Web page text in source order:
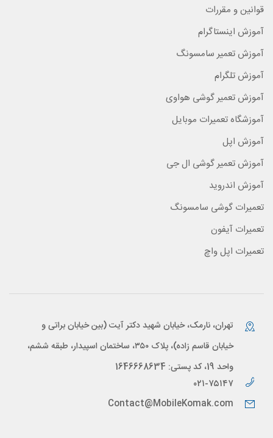
قوانین و مقررات
آموزش اینستاگرام
آموزش تعمیر سامسونگ
آموزش تلگرام
آموزش تعمیر گوشی هواوی
آموزشگاه تعمیرات موبایل
آموزش اپل
آموزش تعمیر گوشی ال جی
آموزش اندروید
تعمیرات گوشی سامسونگ
تعمیرات آیفون
تعمیرات اپل واچ
تهران، نارمک، خیابان شهید دکتر آیت (بین خیابان براتی و
خیابان قاسم زاده)، پلاک ۳۵۰، ساختمان اسپیدار، طبقه ششم،
واحد 19، کد پستی: 1646668634
۰۲۱-۷۵۱۴۷
Contact@MobileKomak.com